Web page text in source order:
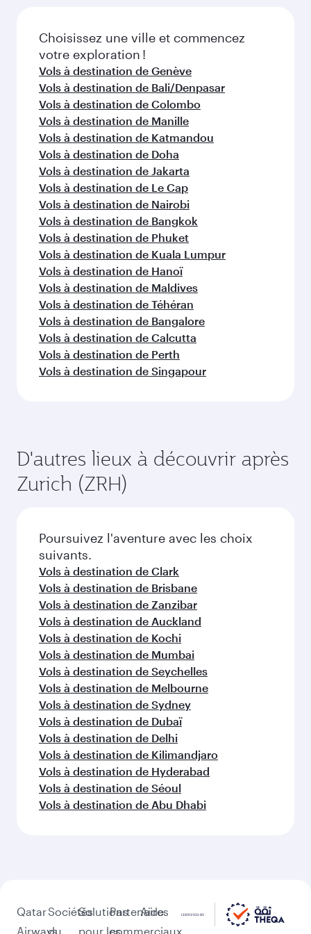
Choisissez une ville et commencez
votre exploration !
Vols à destination de Genève
Vols à destination de Bali/Denpasar
Vols à destination de Colombo
Vols à destination de Manille
Vols à destination de Katmandou
Vols à destination de Doha
Vols à destination de Jakarta
Vols à destination de Le Cap
Vols à destination de Nairobi
Vols à destination de Bangkok
Vols à destination de Phuket
Vols à destination de Kuala Lumpur
Vols à destination de Hanoï
Vols à destination de Maldives
Vols à destination de Téhéran
Vols à destination de Bangalore
Vols à destination de Calcutta
Vols à destination de Perth
Vols à destination de Singapour
D'autres lieux à découvrir après
Zurich (ZRH)
Poursuivez l'aventure avec les choix
suivants.
Vols à destination de Clark
Vols à destination de Brisbane
Vols à destination de Zanzibar
Vols à destination de Auckland
Vols à destination de Kochi
Vols à destination de Mumbai
Vols à destination de Seychelles
Vols à destination de Melbourne
Vols à destination de Sydney
Vols à destination de Dubaï
Vols à destination de Delhi
Vols à destination de Kilimandjaro
Vols à destination de Hyderabad
Vols à destination de Séoul
Vols à destination de Abu Dhabi
Qatar
Airways
Sociétés
du
Solutions
pour les
Partenaires
commerciaux
Aide